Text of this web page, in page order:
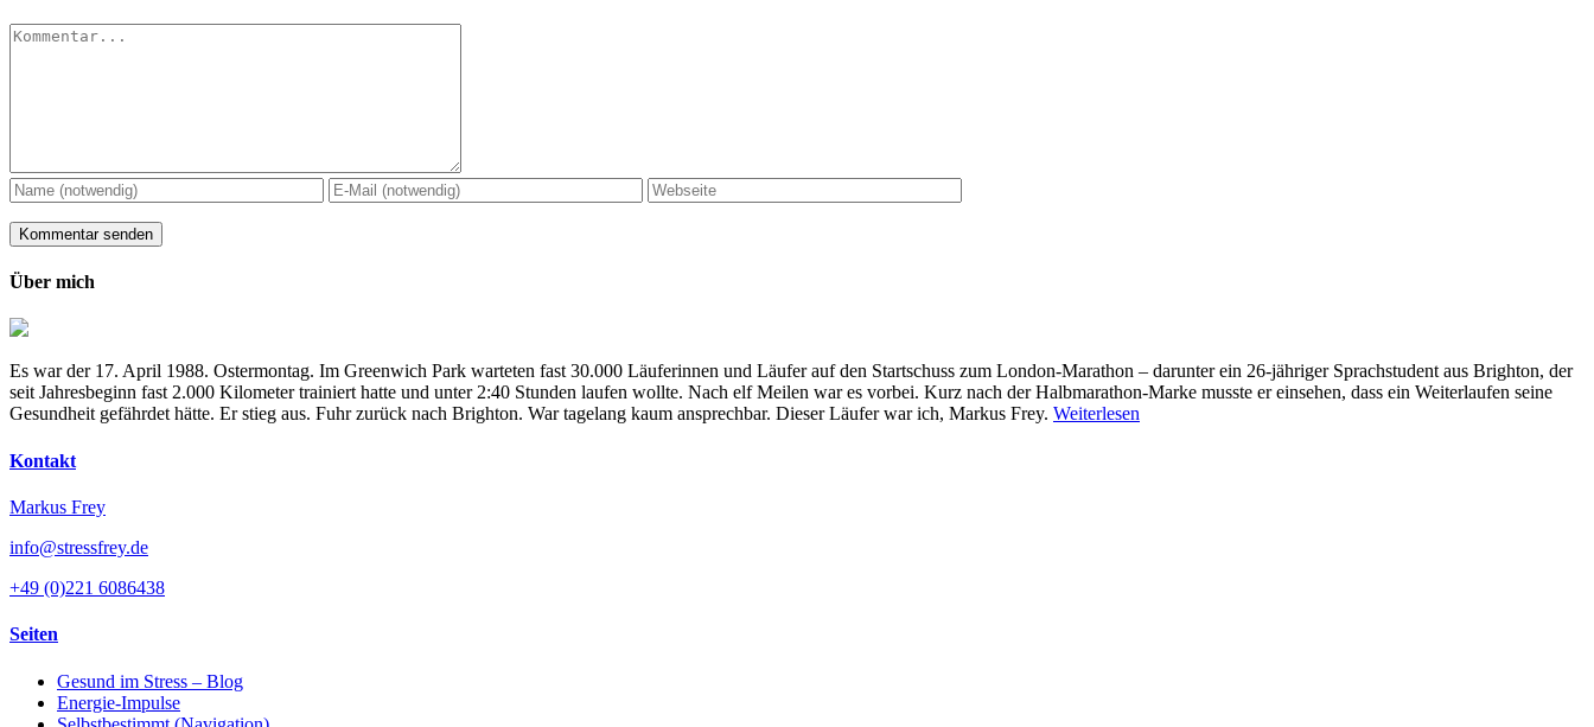
Kommentar
Über mich
Es war der 17. April 1988. Ostermontag. Im Greenwich Park warteten fast 30.000 Läuferinnen und Läufer auf den Startschuss zum London-Marathon – darunter ein 26-jähriger Sprachstudent aus Brighton, der
seit Jahresbeginn fast 2.000 Kilometer trainiert hatte und unter 2:40 Stunden laufen wollte. Nach elf Meilen war es vorbei. Kurz nach der Halbmarathon-Marke musste er einsehen, dass ein Weiterlaufen seine
Gesundheit gefährdet hätte. Er stieg aus. Fuhr zurück nach Brighton. War tagelang kaum ansprechbar. Dieser Läufer war ich, Markus Frey. Weiterlesen
Kontakt
Markus Frey
info@stressfrey.de
+49 (0)221 6086438
Seiten
Gesund im Stress – Blog
Energie-Impulse